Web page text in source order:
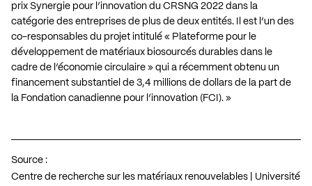
prix Synergie pour l’innovation du CRSNG 2022 dans la
catégorie des entreprises de plus de deux entités. Il est l’un des
co-responsables du projet intitulé « Plateforme pour le
développement de matériaux biosourcés durables dans le
cadre de l’économie circulaire » qui a récemment obtenu un
financement substantiel de 3,4 millions de dollars de la part de
la Fondation canadienne pour l’innovation (FCI). »
Source :
Centre de recherche sur les matériaux renouvelables | Université